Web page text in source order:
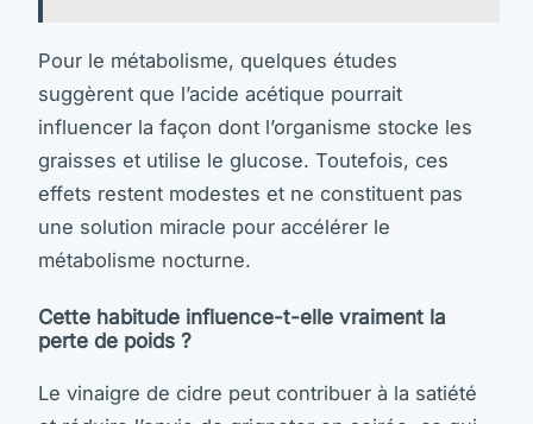
Pour le métabolisme, quelques études
suggèrent que l’acide acétique pourrait
influencer la façon dont l’organisme stocke les
graisses et utilise le glucose. Toutefois, ces
effets restent modestes et ne constituent pas
une solution miracle pour accélérer le
métabolisme nocturne.
Cette habitude influence-t-elle vraiment la
perte de poids ?
Le vinaigre de cidre peut contribuer à la satiété